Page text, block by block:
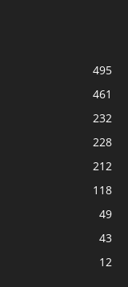
495
461
232
228
212
118
49
43
12